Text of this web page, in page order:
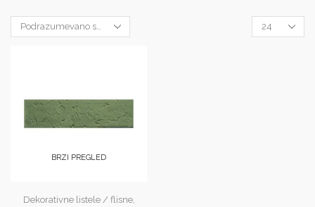
Products
per
BRZI PREGLED
Dekorativne listele / flisne,